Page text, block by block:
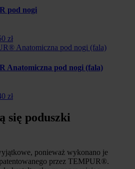
pod nogi
zł
Anatomiczna pod nogi (fala)
zł
się poduszki
ponieważ wykonano je
przez TEMPUR®.